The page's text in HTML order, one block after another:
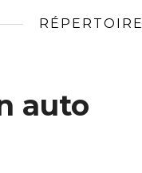
RÉPERTOIRE
auto